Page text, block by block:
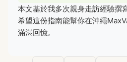
本文基於我多次親身走訪經驗撰
希望這份指南能幫你在沖繩
滿滿回憶。